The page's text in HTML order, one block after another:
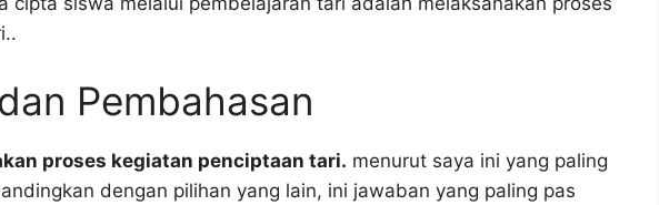
Pembahasan
proses kegiatan penciptaan tari. menurut saya ini yang paling
dengan pilihan yang lain, ini jawaban yang paling pas